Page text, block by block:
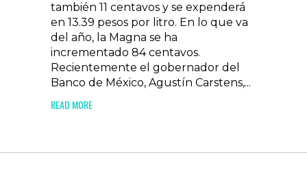
también 11 centavos y se expenderá
en 13.39 pesos por litro. En lo que va
del año, la Magna se ha
incrementado 84 centavos.
Recientemente el gobernador del
Banco de México, Agustín Carstens,...
READ MORE